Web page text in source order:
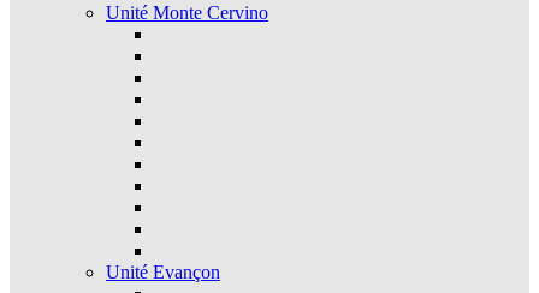
Unité Monte Cervino
Unité Evançon